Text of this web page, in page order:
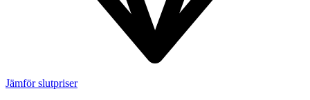
Jämför slutpriser